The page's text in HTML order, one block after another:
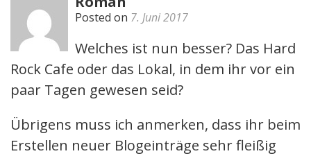
Posted on 7. Juni 2017
Welches ist nun besser? Das Hard
Rock Cafe oder das Lokal, in dem ihr vor ein
paar Tagen gewesen seid?
Übrigens muss ich anmerken, dass ihr beim
Erstellen neuer Blogeinträge sehr fleißig